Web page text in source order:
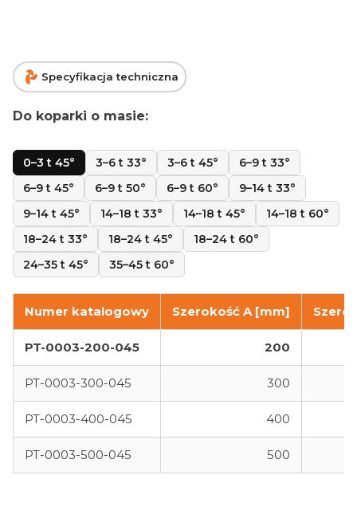
Specyfikacja techniczna
Do koparki o masie:
0–3 t 45° 3–6 t 33° 3–6 t 45°
6–9 t 33°
6–9 t 45°
6–9 t 50° 6–9 t 60°
9–14 t 33°
9–14 t 45°
14–18 t 33° 14–18 t 45°
14–18 t 60°
18–24 t 33°
18–24 t 45°
18–24 t 60°
24–35 t 45°
35–45 t 60°
Numer katalogowy Szerokość A [mm]
PT-0003-200-045 200
PT-0003-300-045 300
PT-0003-400-045 400
PT-0003-500-045 500